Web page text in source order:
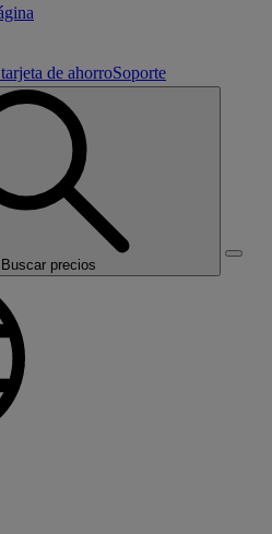
de ahorroSoporte
Buscar precios